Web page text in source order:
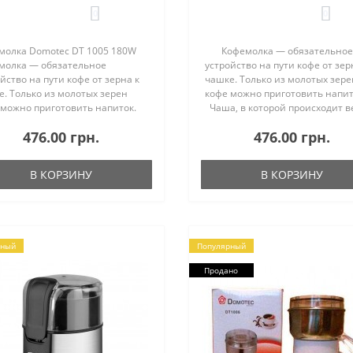
Domotec DT 1005 180W
— обязательное
на пути кофе от зерна к
Только из молотых зерен
приготовить напиток.
выбором станет
Domotec DT1005. Она в
476.00 грн.
В КОРЗИНУ
Кофемолка — обязательное
устройство на пути кофе от
чашке. Только из молотых
кофе можно приготовить
Чаша, в которой происходит
стали, что гарантирует ее
476.00 грн.
В КОРЗИНУ
Популярный
Продано